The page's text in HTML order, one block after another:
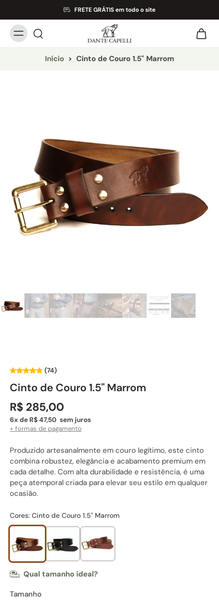
FRETE GRÁTIS em todo o site
Início > Cinto de Couro 1.5" Marrom
(74)
Cinto de Couro 1.5" Marrom
R$ 285,00
6x de R$ 47,50 sem juros
+ formas de pagamento
Produzido artesanalmente em couro legítimo, este cinto
combina robustez, elegância e acabamento premium em
cada detalhe. Com alta durabilidade e resistência, é uma
peça atemporal criada para elevar seu estilo em qualquer
ocasião.
Cores: Cinto de Couro 1.5" Marrom
Qual tamanho ideal?
Tamanho